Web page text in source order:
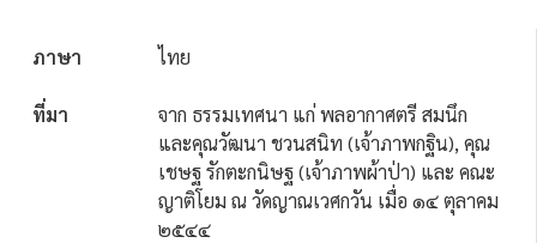
ภาษา ไทย
ที่มา
จาก ธรรมเทศนา แก่ พลอากาศตรี สมนึก
และคุณวัฒนา ชวนสนิท (เจ้าภาพกฐิน), คุณ
เชษฐ รักตะกนิษฐ (เจ้าภาพผ้าป่า) และ คณะ
ญาติโยม ณ วัดญาณเวศกวัน เมื่อ ๑๔ ตุลาคม
๒๕๔๔